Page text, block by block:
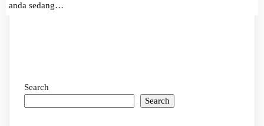
anda sedang…
Search
Search